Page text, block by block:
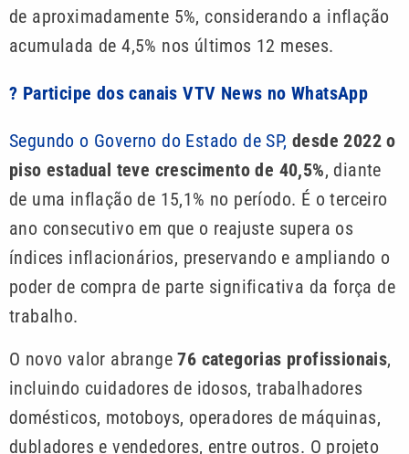
de aproximadamente 5%, considerando a inflação
acumulada de 4,5% nos últimos 12 meses.
? Participe dos canais VTV News no WhatsApp
Segundo o Governo do Estado de SP, desde 2022 o
piso estadual teve crescimento de 40,5%, diante
de uma inflação de 15,1% no período. É o terceiro
ano consecutivo em que o reajuste supera os
índices inflacionários, preservando e ampliando o
poder de compra de parte significativa da força de
trabalho.
O novo valor abrange 76 categorias profissionais,
incluindo cuidadores de idosos, trabalhadores
domésticos, motoboys, operadores de máquinas,
dubladores e vendedores, entre outros. O projeto